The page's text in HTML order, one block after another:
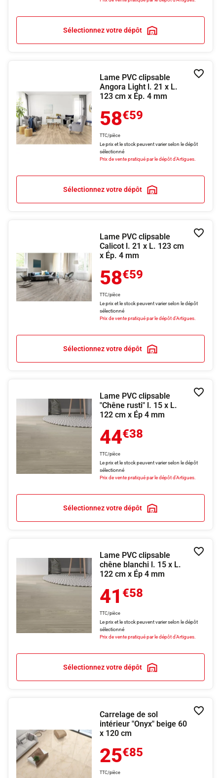
Sélectionnez votre dépôt
Lame PVC clipsable
Angora Light l. 21 x L.
123 cm x Ép. 4 mm
58€59
TTC/pièce
Le prix et le stock peuvent varier selon le dépôt
sélectionné
Prix de vente pratiqué par le dépôt d'Artigues.
Sélectionnez votre dépôt
Lame PVC clipsable
Calicot l. 21 x L. 123 cm
x Ép. 4 mm
58€59
TTC/pièce
Le prix et le stock peuvent varier selon le dépôt
sélectionné
Prix de vente pratiqué par le dépôt d'Artigues.
Sélectionnez votre dépôt
Lame PVC clipsable
"Chêne rusti" l. 15 x L.
122 cm x Ép 4 mm
44€38
TTC/pièce
Le prix et le stock peuvent varier selon le dépôt
sélectionné
Prix de vente pratiqué par le dépôt d'Artigues.
Sélectionnez votre dépôt
Lame PVC clipsable
chêne blanchi l. 15 x L.
122 cm x Ép 4 mm
41 €58
TTC/pièce
Le prix et le stock peuvent varier selon le dépôt
sélectionné
Prix de vente pratiqué par le dépôt d'Artigues.
Sélectionnez votre dépôt
Carrelage de sol
intérieur "Onyx" beige 60
x 120 cm
25€85
TTC/pièce